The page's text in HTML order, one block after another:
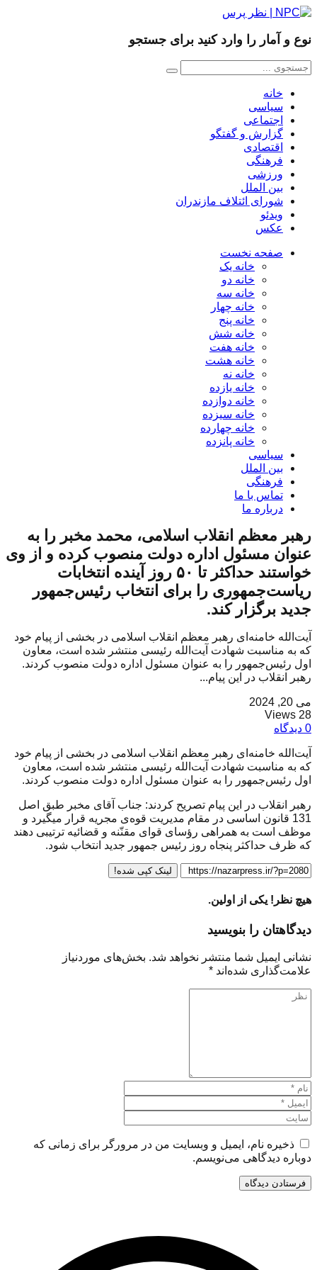
نوع و آمار را وارد کنید برای جستجو
خانه
سیاسی
اجتماعی
گزارش و گفتگو
اقتصادی
فرهنگی
ورزشی
بین الملل
شورای ائتلاف مازندران
ویدئو
عکس
صفحه نخست
خانه یک
خانه دو
خانه سه
خانه چهار
خانه پنج
خانه شش
خانه هفت
خانه هشت
خانه نه
خانه یازده
خانه دوازده
خانه سیزده
خانه چهارده
خانه پانزده
سیاسی
بین الملل
فرهنگی
تماس با ما
درباره ما
رهبر معظم انقلاب اسلامی، محمد مخبر را به
عنوان مسئول اداره دولت منصوب کرده و از وی
خواستند حداکثر تا ۵۰ روز آینده انتخابات
ریاست‌جمهوری را برای انتخاب رئیس‌جمهور
جدید برگزار کند.
آیت‌الله خامنه‌ای رهبر معظم انقلاب اسلامی در بخشی از پیام خود
که به مناسبت شهادت آیت‌الله رئیسی منتشر شده است، معاون
اول رئیس‌‌جمهور را به عنوان مسئول اداره دولت منصوب کردند.
رهبر انقلاب در این پیام...
می 20, 2024
28 Views
0 دیدگاه
آیت‌الله خامنه‌ای رهبر معظم انقلاب اسلامی در بخشی از پیام خود
که به مناسبت شهادت آیت‌الله رئیسی منتشر شده است، معاون
اول رئیس‌‌جمهور را به عنوان مسئول اداره دولت منصوب کردند.
رهبر انقلاب در این پیام تصریح کردند: جناب آقای مخبر طبق اصل
131 قانون اساسی در مقام مدیریت قوه‌ی مجریه قرار میگیرد و
موظف است به همراهی رؤسای قوای مقنّنه و قضائیه ترتیبی دهند
که ظرف حداکثر پنجاه روز رئیس جمهور جدید انتخاب شود.
لینک کپی شده!
هیچ نظر! یکی از اولین.
دیدگاهتان را بنویسید
نشانی ایمیل شما منتشر نخواهد شد. بخش‌های موردنیاز
علامت‌گذاری شده‌اند *
ذخیره نام، ایمیل و وبسایت من در مرورگر برای زمانی که
دوباره دیدگاهی می‌نویسم.